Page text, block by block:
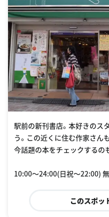
駅前の新刊書店。本好きのス
う。この近くに住む作家さん
今話題の本をチェックする
10:00〜24:00(日祝〜22:00)
このスポッ